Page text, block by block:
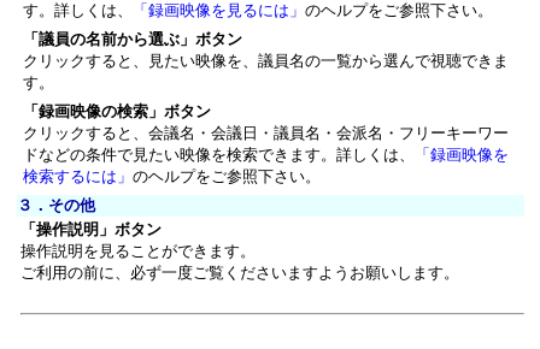
す。詳しくは、
「録画映像を見るには」 のヘルプをご参照下さい。
「議員の名前から選ぶ」ボタン
クリックすると、見たい映像を、議員名の一覧から選んで視聴できま
す。
「録画映像の検索」ボタン
クリックすると、会議名・会議日・議員名・会派名・フリーキーワー
ドなどの条件で見たい映像を検索できます。詳しくは、
「録画映像を
検索するには」 のヘルプをご参照下さい。
３．その他
「操作説明」ボタン
操作説明を見ることができます。
ご利用の前に、必ず一度ご覧くださいますようお願いします。